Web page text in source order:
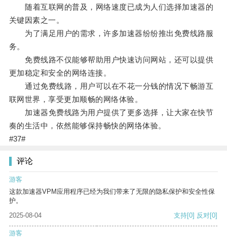
随着互联网的普及，网络速度已成为人们选择加速器的
关键因素之一。
为了满足用户的需求，许多加速器纷纷推出免费线路服
务。
免费线路不仅能够帮助用户快速访问网站，还可以提供
更加稳定和安全的网络连接。
通过免费线路，用户可以在不花一分钱的情况下畅游互
联网世界，享受更加顺畅的网络体验。
加速器免费线路为用户提供了更多选择，让大家在快节
奏的生活中，依然能够保持畅快的网络体验。
#37#
评论
游客
这款加速器VPM应用程序已经为我们带来了无限的隐私保护和安全性保
护。
2025-08-04
支持[0] 反对[0]
游客